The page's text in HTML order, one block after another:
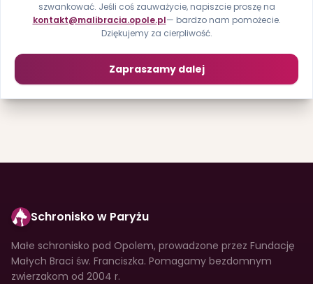
szwankować. Jeśli coś zauważycie, napiszcie proszę na
kontakt@malibracia.opole.pl— bardzo nam pomożecie.
Dziękujemy za cierpliwość.
Zapraszamy dalej
Strona główna Zobacz psiaki
Schronisko w Paryżu
Małe schronisko pod Opolem, prowadzone przez Fundację
Małych Braci św. Franciszka. Pomagamy bezdomnym
zwierzakom od 2004 r.